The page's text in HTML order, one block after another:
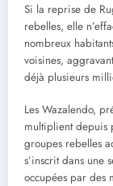
Si la reprise de
rebelles, elle
nombreux
voisines,
déjà plusieurs
Les Wazalendo,
multiplient depuis
groupes rebelles
s’inscrit dans une
occupées par des